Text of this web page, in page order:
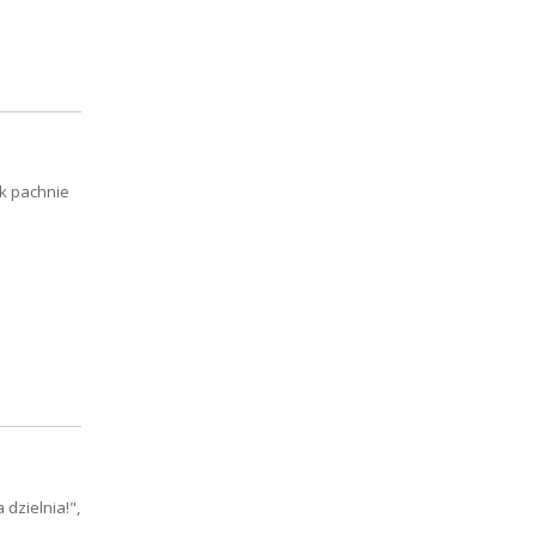
pachnie
dzielnia!",